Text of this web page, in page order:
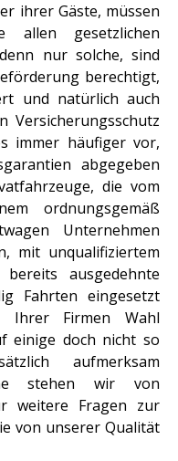
ihrer Gäste, müssen
allen gesetzlichen
nur solche, sind
berechtigt,
und natürlich auch
Versicherungsschutz
immer häufiger vor,
abgegeben
die vom
ordnungsgemäß
Unternehmen
mit unqualifiziertem
ausgedehnte
Fahrten eingesetzt
Firmen Wahl
einige doch nicht so
aufmerksam
stehen wir von
weitere Fragen zur
von unserer Qualität